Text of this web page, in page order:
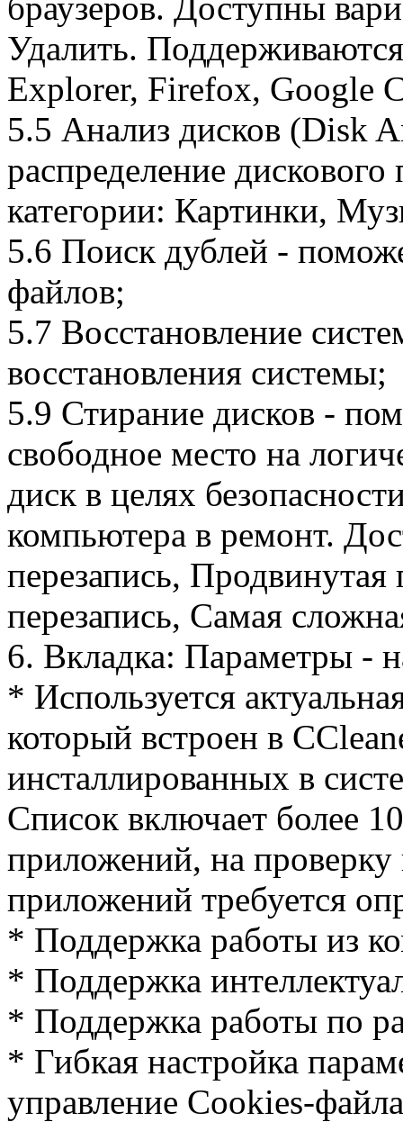
Удалить.
Explorer, Firefox, Google
5.5 Анализ дисков (Disk
распределение
категории: Картинки,
5.6 Поиск дублей -
файлов;
5.7 Восстановление
восстановления системы;
5.9 Стирание дисков -
свободное место на
диск в целях
компьютера в ремонт.
перезапись,
перезапись, Самая
6. Вкладка: Параметры -
* Используется
который встроен в
инсталлированных в
Список включает более
приложений, на проверку
приложений требуется
* Поддержка работы из
* Поддержка
* Поддержка работы по
* Гибкая настройка
управление Cookies-